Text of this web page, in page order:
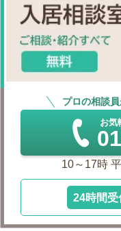
プロの相談
お気
10～17時
24時間受